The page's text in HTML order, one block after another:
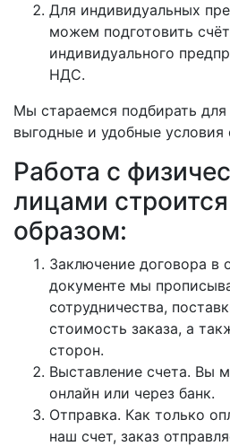
Для индивидуальных
можем подготовить
индивидуального
НДС.
Мы стараемся подбирать для
выгодные и удобные условия
Работа с
лицами
образом:
Заключение договора в
документе мы
сотрудничества,
стоимость заказа, а
сторон.
Выставление счета. Вы
онлайн или через банк.
Отправка. Как только
наш счет, заказ